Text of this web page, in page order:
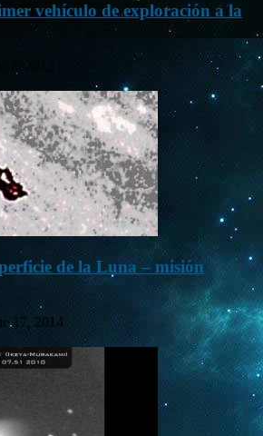
vehículo de exploración a la
2, 2013
de la Luna – misión
17, 2014